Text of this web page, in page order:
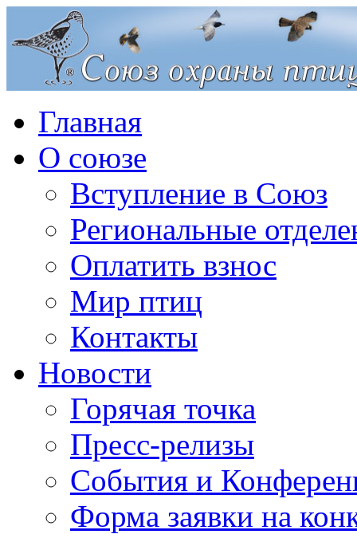
Главная
О союзе
Вступление в Союз
Региональные
Оплатить взнос
Мир птиц
Контакты
Новости
Горячая точка
Пресс-релизы
События и
Форма заявки на